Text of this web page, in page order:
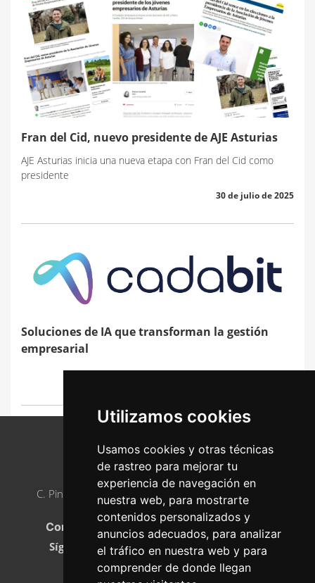
Utilizamos cookies
Usamos cookies y otras técnicas
de rastreo para mejorar tu
experiencia de navegación en
nuestra web, para mostrarte
contenidos personalizados y
anuncios adecuados, para analizar
el tráfico en nuestra web y para
comprender de donde llegan
Fran del Cid, nuevo presidente de AJE Asturias
AJE Asturias inicia una nueva etapa con Fran del Cid como
presidente
30 de julio de 2025
Soluciones de IA que transforman la gestión
empresarial
AJE ASTURIAS
C. Pintor Luis Fernández, 2, 33005 Oviedo, Asturias
Teléfono :
985 23 21 05
Correo electrónico:
info@ajeasturias.com
Síguenos en